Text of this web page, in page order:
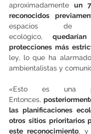
aproximadamente un
reconocidos
espacios de
ecológico,
protecciones más
ley, lo que ha
ambientalistas y
«Esto es una
Entonces,
las planificaciones
otros sitios prioritarios
este reconocimiento, y